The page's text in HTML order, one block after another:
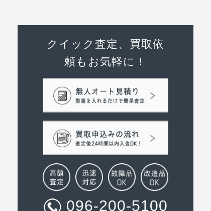
クイック査定、買取依
頼もお気軽に！
096-200-5100